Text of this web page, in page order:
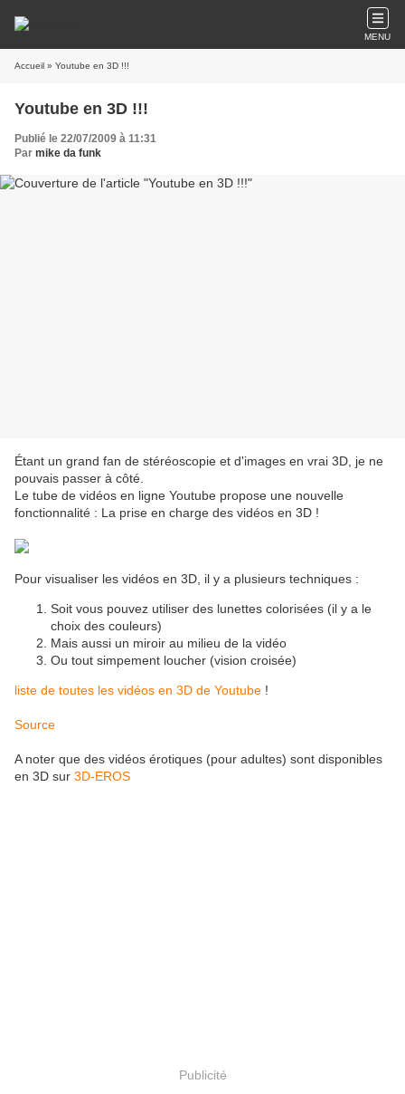
MENU
Accueil » Youtube en 3D !!!
Youtube en 3D !!!
Publié le 22/07/2009 à 11:31
Par mike da funk
Étant un grand fan de stéréoscopie et d'images en vrai 3D, je ne
pouvais passer à côté.
Le tube de vidéos en ligne Youtube propose une nouvelle
fonctionnalité : La prise en charge des vidéos en 3D !
Pour visualiser les vidéos en 3D, il y a plusieurs techniques :
Soit vous pouvez utiliser des lunettes colorisées (il y a le
choix des couleurs)
Mais aussi un miroir au milieu de la vidéo
Ou tout simpement loucher (vision croisée)
liste de toutes les vidéos en 3D de Youtube !
Source
A noter que des vidéos érotiques (pour adultes) sont disponibles
en 3D sur 3D-EROS
Publicité